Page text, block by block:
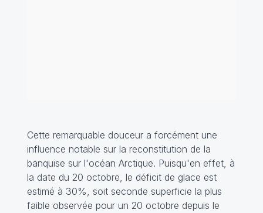
Cette remarquable douceur a forcément une
influence notable sur la reconstitution de la
banquise sur l'océan Arctique. Puisqu'en effet, à
la date du 20 octobre, le déficit de glace est
estimé à 30%, soit seconde superficie la plus
faible observée pour un 20 octobre depuis le